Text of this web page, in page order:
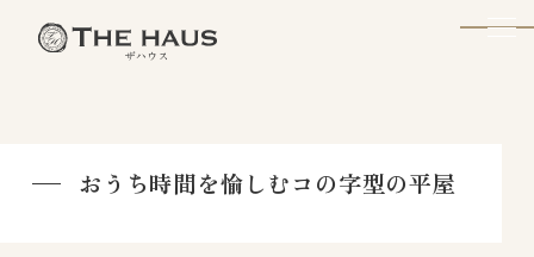
おうち時間を愉しむコの字型の平屋